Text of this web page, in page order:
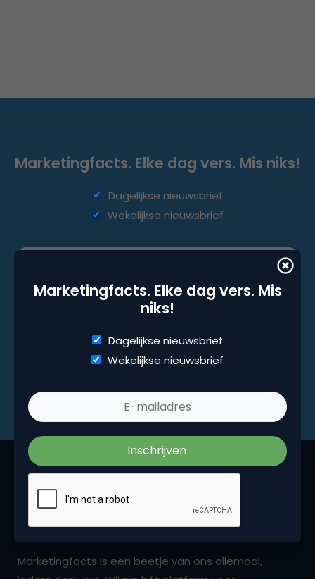
Marketingfacts. Elke dag vers. Mis
niks!
Dagelijkse nieuwsbrief
Wekelijkse nieuwsbrief
Marketingfacts. Elke dag vers. Mis niks!
Dagelijkse nieuwsbrief
Wekelijkse nieuwsbrief
Marketingfacts is een beetje van ons allemaal,